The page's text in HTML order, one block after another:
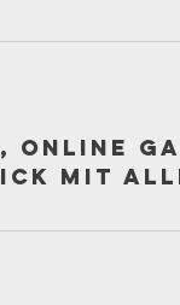
Online
mit